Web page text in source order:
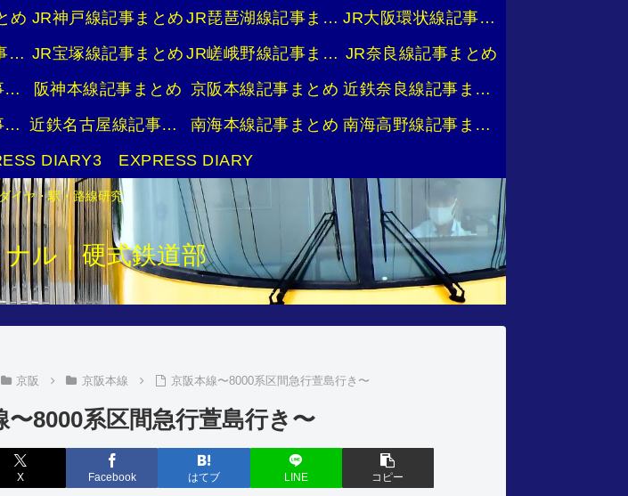
イヤ・駅・路線研究
ル｜硬式鉄道部
め JR神戸線記事まとめ JR琵琶湖線記事まとめ
JR大阪環状線記事まとめ
JR学研都市線記事まとめ JR宝塚線記事まとめ JR嵯峨野線記事まとめ JR奈良線記事まとめ
阪急京都本線記事まとめ 阪神本線記事まとめ 京阪本線記事まとめ
近鉄奈良線記事まとめ
近鉄南大阪線記事まとめ 近鉄名古屋線記事まとめ 南海本線記事まとめ
南海高野線記事まとめ
DIARY3 EXPRESS DIARY
京阪 京阪本線 京阪本線〜8000系区間急行萱島行き〜
〜8000系区間急行萱島行き〜
X Facebook はてブ LINE コピー